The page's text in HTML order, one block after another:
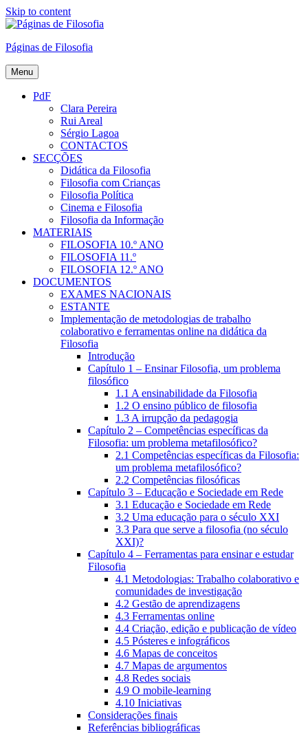
Skip to content
Páginas de Filosofia
Menu
PdF
Clara Pereira
Rui Areal
Sérgio Lagoa
CONTACTOS
SECÇÕES
Didática da Filosofia
Filosofia com Crianças
Filosofia Política
Cinema e Filosofia
Filosofia da Informação
MATERIAIS
FILOSOFIA 10.º ANO
FILOSOFIA 11.º
FILOSOFIA 12.º ANO
DOCUMENTOS
EXAMES NACIONAIS
ESTANTE
Implementação de metodologias de trabalho
colaborativo e ferramentas online na didática da
Filosofia
Introdução
Capítulo 1 – Ensinar Filosofia, um problema
filosófico
1.1 A ensinabilidade da Filosofia
1.2 O ensino público de filosofia
1.3 A irrupção da pedagogia
Capítulo 2 – Competências específicas da
Filosofia: um problema metafilosófico?
2.1 Competências específicas da Filosofia:
um problema metafilosófico?
2.2 Competências filosóficas
Capítulo 3 – Educação e Sociedade em Rede
3.1 Educação e Sociedade em Rede
3.2 Uma educação para o século XXI
3.3 Para que serve a filosofia (no século
XXI)?
Capítulo 4 – Ferramentas para ensinar e estudar
Filosofia
4.1 Metodologias: Trabalho colaborativo e
comunidades de investigação
4.2 Gestão de aprendizagens
4.3 Ferramentas online
4.4 Criação, edição e publicação de vídeo
4.5 Pósteres e infográficos
4.6 Mapas de conceitos
4.7 Mapas de argumentos
4.8 Redes sociais
4.9 O mobile-learning
4.10 Iniciativas
Considerações finais
Referências bibliográficas